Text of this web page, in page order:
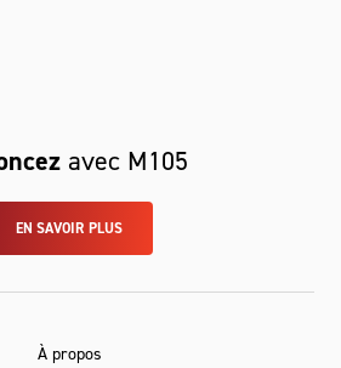
avec M105
EN SAVOIR PLUS
À propos